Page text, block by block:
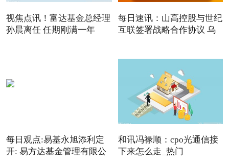
视焦点讯！富达基金总经理
孙晨离任 任期刚满一年
每日速讯：山高控股与世纪
互联签署战略合作协议 乌
每日观点:易基永旭添利定
开: 易方达基金管理有限公
和讯冯禄顺：cpo光通信接
下来怎么走_热门